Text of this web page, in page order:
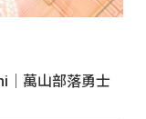
｜萬山部落勇士